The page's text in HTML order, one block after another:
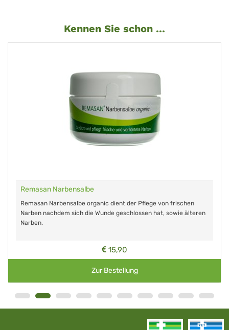
Kennen Sie schon ...
Remasan Narbensalbe
Remasan Narbensalbe organic dient der Pflege von frischen
Narben nachdem sich die Wunde geschlossen hat, sowie älteren
Narben.
15,90
Zur Bestellung